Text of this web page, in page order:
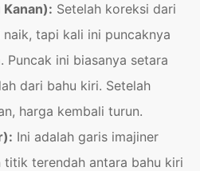
Kanan): Setelah koreksi dari
tapi kali ini puncaknya
Puncak ini biasanya setara
dari bahu kiri. Setelah
harga kembali turun.
Ini adalah garis imajiner
titik terendah antara bahu kiri